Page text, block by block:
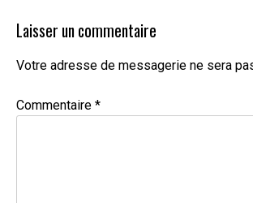
Laisser un commentaire
Votre adresse de messagerie ne sera
Commentaire *